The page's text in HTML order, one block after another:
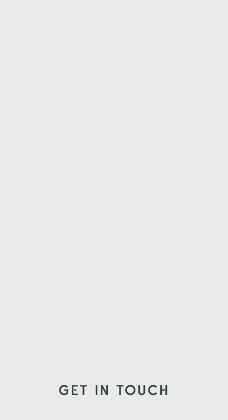
GET IN TOUCH